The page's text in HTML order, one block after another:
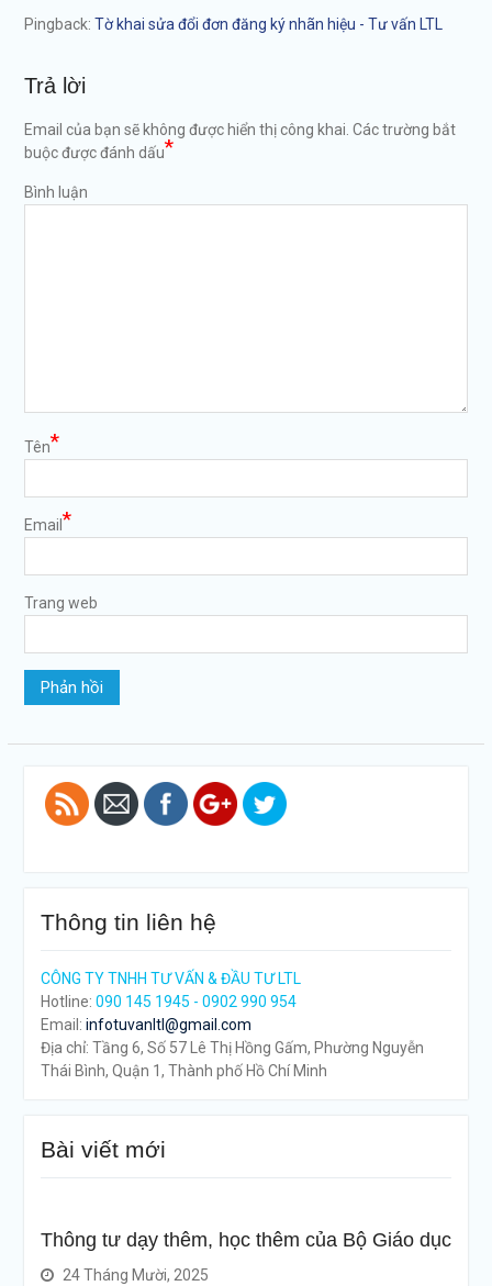
Pingback: Tờ khai sửa đổi đơn đăng ký nhãn hiệu - Tư vấn LTL
Trả lời
Email của bạn sẽ không được hiển thị công khai. Các trường bắt
buộc được đánh dấu*
Bình luận
Tên*
Email *
Trang web
ky-logo-
dau">
Thông tin liên hệ
CÔNG TY TNHH TƯ VẤN & ĐẦU TƯ LTL
Hotline: 090 145 1945 - 0902 990 954
Email: infotuvanltl@gmail.com
Địa chỉ: Tầng 6, Số 57 Lê Thị Hồng Gấm, Phường Nguyễn
Thái Bình, Quận 1, Thành phố Hồ Chí Minh
Bài viết mới
Thông tư dạy thêm, học thêm của Bộ Giáo dục
24 Tháng Mười, 2025